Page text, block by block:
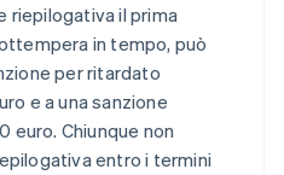
riepilogativa il prima
in tempo, può
per ritardato
e a una sanzione
euro. Chiunque non
entro i termini